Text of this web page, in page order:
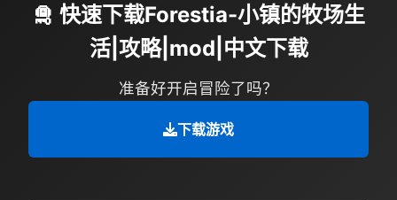
🛅 快速下载Forestia-小镇的牧场生
活|攻略|mod|中文下载
准备好开启冒险了吗？
下载游戏